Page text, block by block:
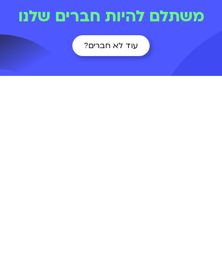
משתלם להיות חברים שלנו
עוד לא חברים?